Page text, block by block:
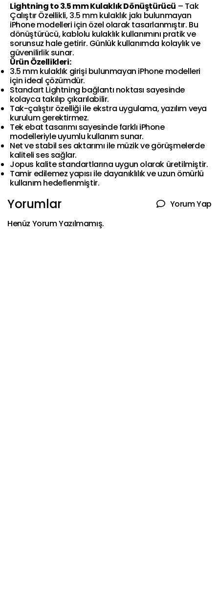
Lightning to 3.5 mm Kulaklık Dönüştürücü – Tak
Çalıştır Özellikli, 3.5 mm kulaklık jakı bulunmayan
iPhone modelleri için özel olarak tasarlanmıştır. Bu
dönüştürücü, kablolu kulaklık kullanımını pratik ve
sorunsuz hale getirir. Günlük kullanımda kolaylık ve
güvenilirlik sunar.
Ürün Özellikleri:
3.5 mm kulaklık girişi bulunmayan iPhone modelleri
için ideal çözümdür.
Standart Lightning bağlantı noktası sayesinde
kolayca takılıp çıkarılabilir.
Tak-çalıştır özelliği ile ekstra uygulama, yazılım veya
kurulum gerektirmez.
Tek ebat tasarımı sayesinde farklı iPhone
modelleriyle uyumlu kullanım sunar.
Net ve stabil ses aktarımı ile müzik ve görüşmelerde
kaliteli ses sağlar.
Jopus kalite standartlarına uygun olarak üretilmiştir.
Tamir edilemez yapısı ile dayanıklılık ve uzun ömürlü
kullanım hedeflenmiştir.
Yorumlar
Yorum Yap
Henüz Yorum Yazılmamış.